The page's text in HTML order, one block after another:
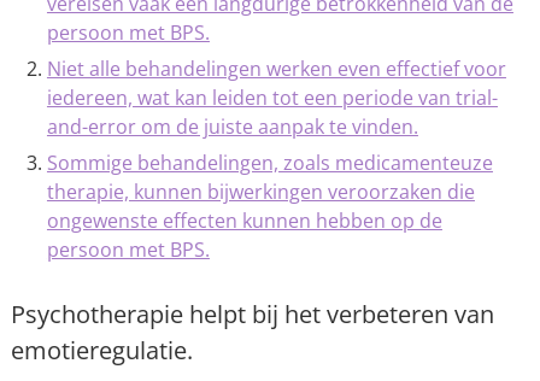
persoon met BPS.
Niet alle behandelingen werken even effectief voor
iedereen, wat kan leiden tot een periode van trial-
and-error om de juiste aanpak te vinden.
Sommige behandelingen, zoals medicamenteuze
therapie, kunnen bijwerkingen veroorzaken die
ongewenste effecten kunnen hebben op de
persoon met BPS.
Psychotherapie helpt bij het verbeteren van
emotieregulatie.